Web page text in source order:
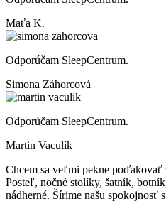
Maťa K.
Odporúčam SleepCentrum.
Simona Záhorcová
Odporúčam SleepCentrum.
Martin Vaculík
Chcem sa veľmi pekne poďakovať
Posteľ, nočné stolíky, šatník,
nádherné. Šírime našu spokojnosť